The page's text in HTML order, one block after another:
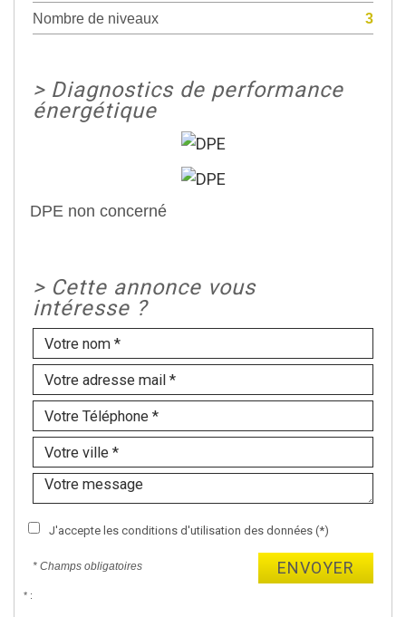
Nombre de niveaux 3
> Diagnostics de performance
énergétique
DPE non concerné
> Cette annonce vous
intéresse ?
J'accepte les conditions d'utilisation des données (*)
* Champs obligatoires ENVOYER
* :